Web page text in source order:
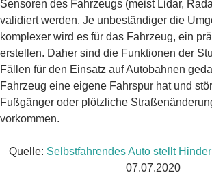
Sensoren des Fahrzeugs (meist Lidar,
validiert werden. Je unbeständiger die
komplexer wird es für das Fahrzeug, ein
erstellen. Daher sind die Funktionen der
Fällen für den Einsatz auf Autobahnen
Fahrzeug eine eigene Fahrspur hat und
Fußgänger oder plötzliche
vorkommen.
Quelle: Selbstfahrendes Auto stellt
07.07.2020